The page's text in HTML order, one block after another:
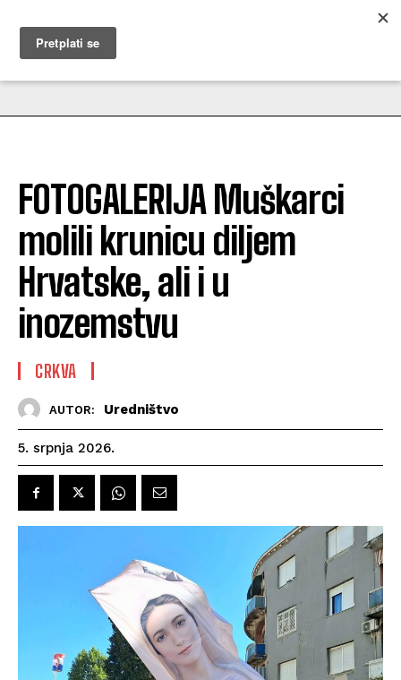
MUŽEVNI BUDITE
FOTOGALERIJA Muškarci
molili krunicu diljem
Hrvatske, ali i u
inozemstvu
CRKVA
AUTOR: Uredništvo
5. srpnja 2026.